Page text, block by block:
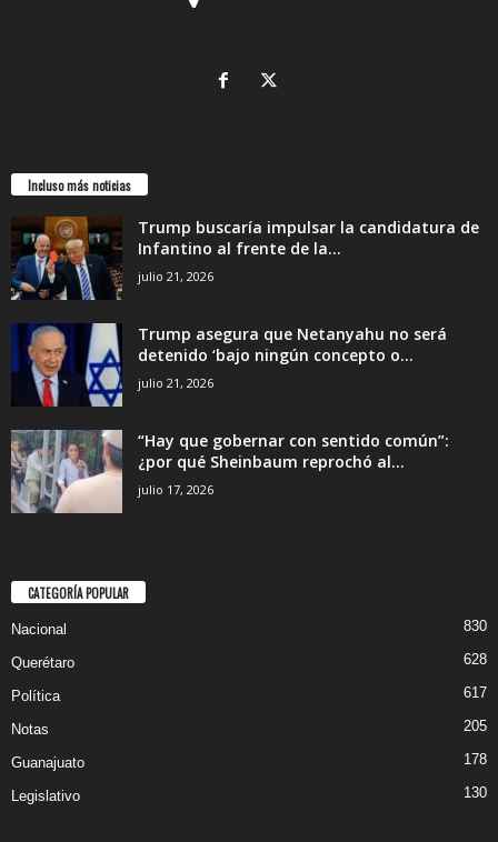
Incluso más noticias
Trump buscaría impulsar la candidatura de
Infantino al frente de la...
julio 21, 2026
Trump asegura que Netanyahu no será
detenido ‘bajo ningún concepto o...
julio 21, 2026
“Hay que gobernar con sentido común”:
¿por qué Sheinbaum reprochó al...
julio 17, 2026
CATEGORÍA POPULAR
Nacional 830
Querétaro 628
Política 617
Notas 205
Guanajuato 178
Legislativo 130